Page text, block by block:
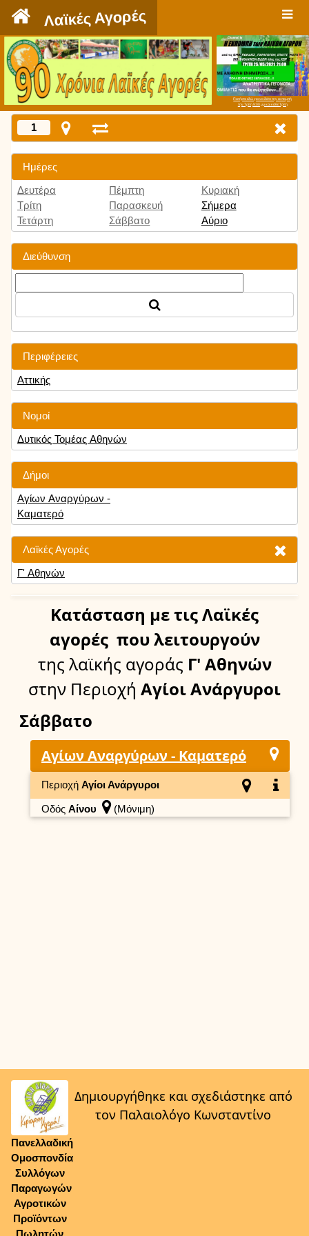
Λαϊκές Αγορές
Πατήστε εδώ για να δείτε την εκπομπή
την Τρίτη 9:00 μμ και κάθε Τρίτη
1
Ημέρες
Δευτέρα
Τρίτη
Τετάρτη
Πέμπτη
Παρασκευή
Σάββατο
Κυριακή
Σήμερα
Αύριο
Διεύθυνση
Περιφέρειες
Αττικής
Νομοί
Δυτικός Τομέας Αθηνών
Δήμοι
Αγίων Αναργύρων -
Καματερό
Λαϊκές Αγορές
Γ' Αθηνών
Κατάσταση με τις Λαϊκές
αγορές που λειτουργούν
της λαϊκής αγοράς Γ' Αθηνών
στην Περιοχή Αγίοι Ανάργυροι
Σάββατο
Αγίων Αναργύρων - Καματερό
Περιοχή Αγίοι Ανάργυροι
Οδός Αίνου (Μόνιμη)
Πανελλαδική
Ομοσπονδία
Συλλόγων
Παραγωγών
Αγροτικών
Προϊόντων
Πωλητών
Δημιουργήθηκε και σχεδιάστηκε από
τον Παλαιολόγο Κωνσταντίνο